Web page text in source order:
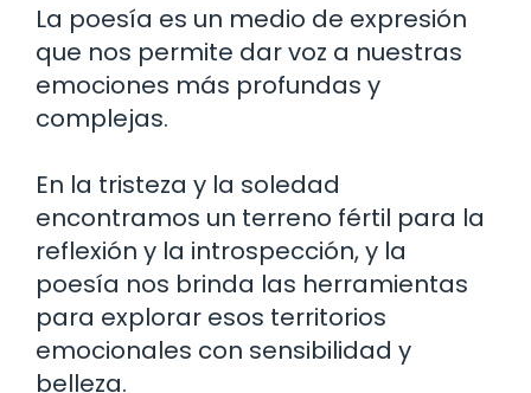
La poesía es un medio de expresión
que nos permite dar voz a nuestras
emociones más profundas y
complejas.
En la tristeza y la soledad
encontramos un terreno fértil para la
reflexión y la introspección, y la
poesía nos brinda las herramientas
para explorar esos territorios
emocionales con sensibilidad y
belleza.